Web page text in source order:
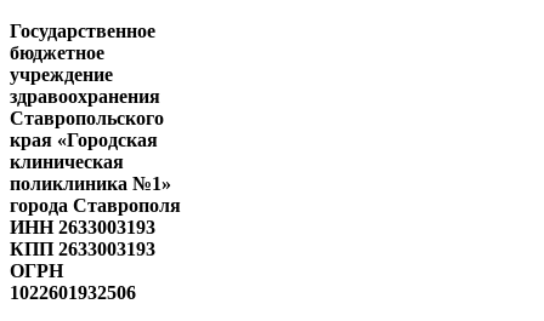
Государственное
бюджетное
учреждение
здравоохранения
Ставропольского
края «Городская
клиническая
поликлиника №1»
города Ставрополя
ИНН 2633003193
КПП 2633003193
ОГРН
1022601932506